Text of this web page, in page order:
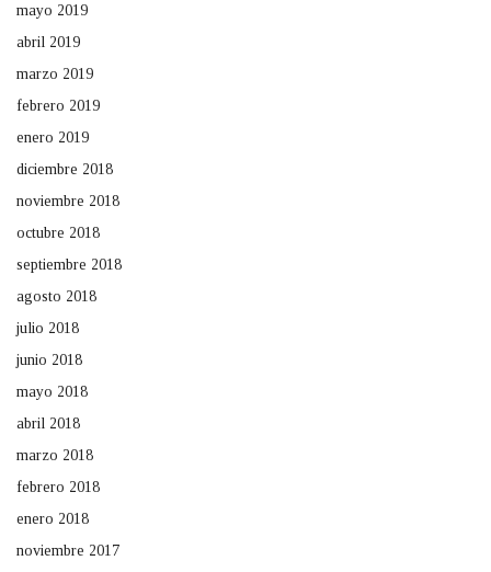
mayo 2019
abril 2019
marzo 2019
febrero 2019
enero 2019
diciembre 2018
noviembre 2018
octubre 2018
septiembre 2018
agosto 2018
julio 2018
junio 2018
mayo 2018
abril 2018
marzo 2018
febrero 2018
enero 2018
noviembre 2017